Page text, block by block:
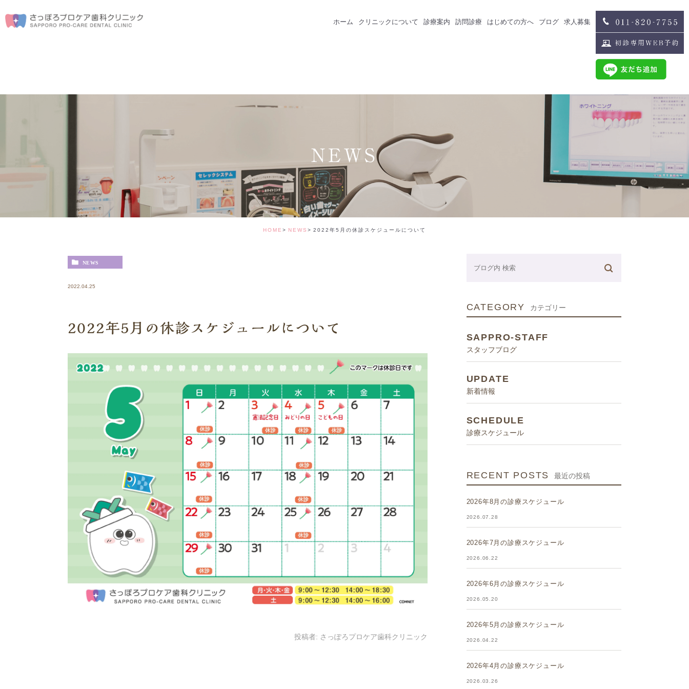
ホーム クリニックについて 診療案内
ホワイトニング
デンタルコーディネーター
訪問診療 はじめての方へ ブログ 求人募集
歯科衛生士募集
スタッフインタビュー
NEWS
HOME NEWS 2022年5月の休診スケジュールについて
NEWS
2022.04.25
2022年5月の休診スケジュールについて
投稿者: さっぽろプロケア歯科クリニック
CATEGORY カテゴリー
SAPPRO-STAFF
スタッフブログ
UPDATE
新着情報
SCHEDULE
診療スケジュール
RECENT POSTS 最近の投稿
2026年8月の診療スケジュール
2026.07.28
2026年7月の診療スケジュール
2026.06.22
2026年6月の診療スケジュール
2026.05.20
2026年5月の診療スケジュール
2026.04.22
2026年4月の診療スケジュール
2026.03.26